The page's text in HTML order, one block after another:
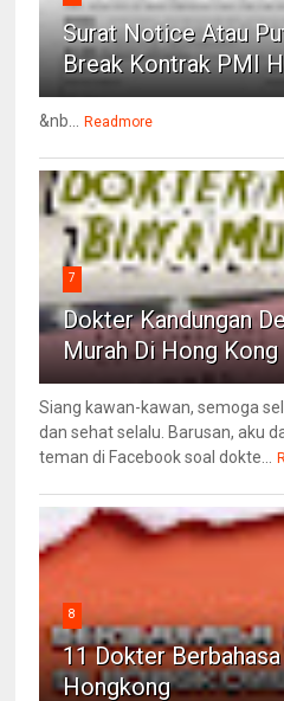
Surat Notice Atau
Break Kontrak PMI
&nb... Readmore
7
Dokter Kandungan
Murah Di Hong Kong
Siang kawan-kawan, semoga
dan sehat selalu. Barusan, aku
teman di Facebook soal dokte...
8
11 Dokter
Hongkong